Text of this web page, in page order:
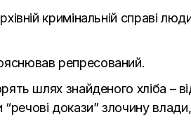
кримінальній справі
репресований.
шлях знайденого хліба
докази” злочину